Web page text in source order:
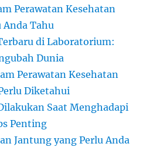
Perawatan Kesehatan
Anda Tahu
di Laboratorium:
Dunia
Perawatan Kesehatan
Diketahui
Saat Menghadapi
Penting
Jantung yang Perlu Anda